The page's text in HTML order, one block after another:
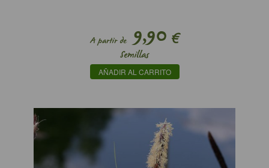
A partir de9,90 €
Semillas
AÑADIR AL CARRITO